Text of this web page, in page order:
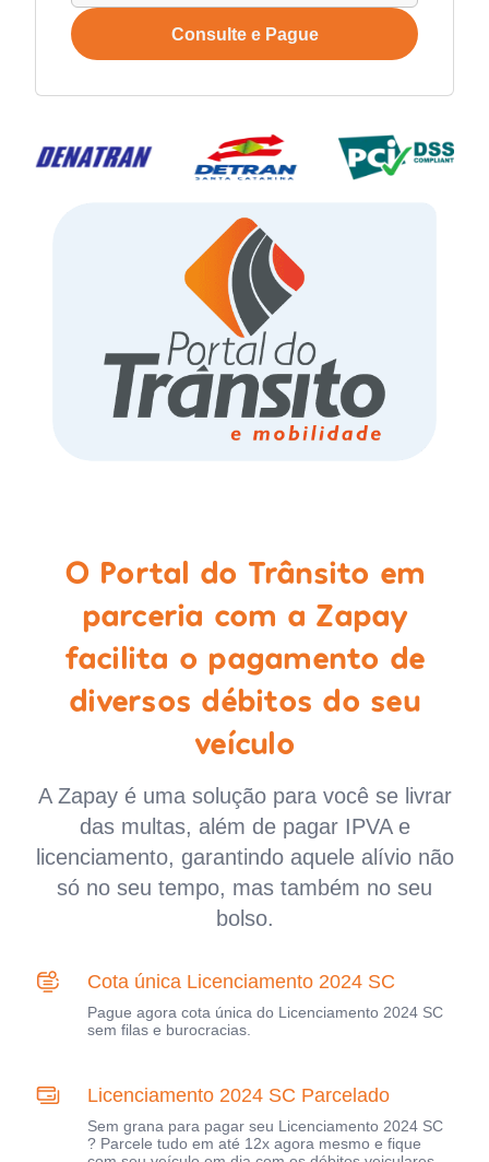
Consulte e Pague
O Portal do Trânsito em
parceria com a Zapay
facilita o pagamento de
diversos débitos do seu
veículo
A Zapay é uma solução para você se livrar
das multas, além de pagar IPVA e
licenciamento, garantindo aquele alívio não
só no seu tempo, mas também no seu
bolso.
Cota única Licenciamento 2024 SC
Pague agora cota única do Licenciamento 2024 SC
sem filas e burocracias.
Licenciamento 2024 SC Parcelado
Sem grana para pagar seu Licenciamento 2024 SC
? Parcele tudo em até 12x agora mesmo e fique